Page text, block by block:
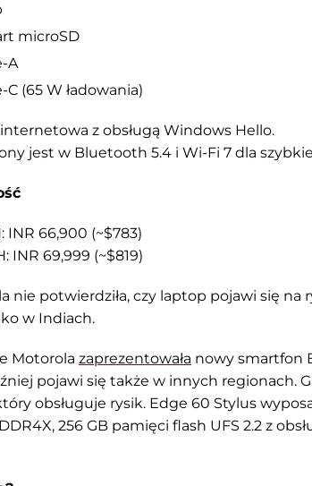
microSD
A
C (65 W ładowania)
z obsługą Windows Hello.
jest w Bluetooth 5.4 i Wi-Fi 7 dla
INR 66,900 (~$783)
INR 69,999 (~$819)
nie potwierdziła, czy laptop pojawi się
w Indiach.
Motorola zaprezentowała nowy smartfon
pojawi się także w innych regionach.
obsługuje rysik. Edge 60 Stylus
256 GB pamięci flash UFS 2.2 z